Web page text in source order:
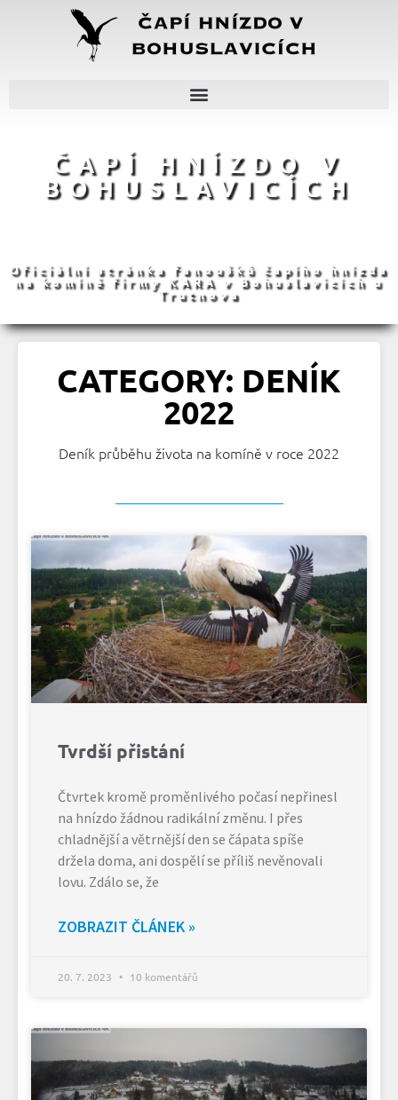
ČAPÍ HNÍZDO V
BOHUSLAVICÍCH
Oficiální stránka fanoušků čapího hnízda
na komíně firmy KARA v Bohuslavicích u
Trutnova
CATEGORY: DENÍK
2022
Deník průběhu života na komíně v roce 2022
Tvrdší přistání
Čtvrtek kromě proměnlivého počasí nepřinesl
na hnízdo žádnou radikální změnu. I přes
chladnější a větrnější den se čápata spíše
držela doma, ani dospělí se příliš nevěnovali
lovu. Zdálo se, že
ZOBRAZIT ČLÁNEK »
20. 7. 2023 10 komentářů